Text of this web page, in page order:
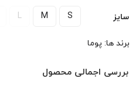
سایز S
M
L
برند ها: پوما
بررسی اجمالی محصول